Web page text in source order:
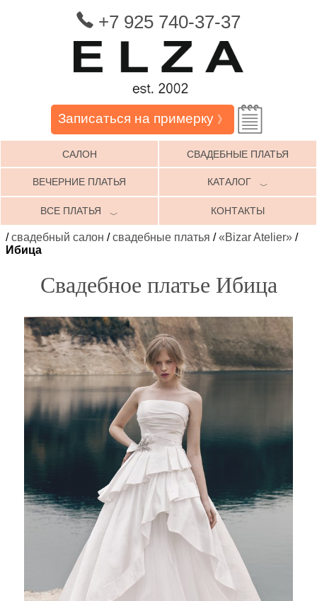
+7 925 740-37-37
Записаться на примерку 》
САЛОН СВАДЕБНЫЕ ПЛАТЬЯ
ВЕЧЕРНИЕ ПЛАТЬЯ КАТАЛОГ ﹀
ВСЕ ПЛАТЬЯ ﹀ КОНТАКТЫ
/свадебный салон /свадебные платья /«Bizar Atelier» /
Ибица
Свадебное платье Ибица